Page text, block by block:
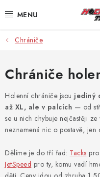
na
VÝPRODEJ
BRUSLE
HOKEJKY
HELMY
CHRÁNIČE
Chrániče
Chrániče
Holenní chrániče jsou jediný
až XL, ale v palcích — od
se u nich chybuje nejčastěji
neznamená nic o postavě, jen
Dělíme je do tří řad: Tacks
JetSpeed pro ty, komu vadí